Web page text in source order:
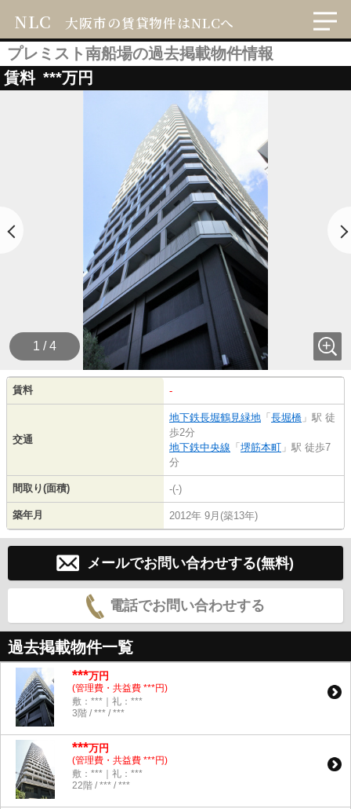
NLC 大阪市の賃貸物件はNLCへ
プレミスト南船場の過去掲載物件情報
賃料 ***万円
1 / 4
賃料 -
交通
地下鉄長堀鶴見緑地 「長堀橋 」駅 徒
歩2分
地下鉄中央線 「堺筋本町 」駅 徒歩7
分
間取り(面積) -(-)
築年月 2012年 9月(築13年)
メールでお問い合わせする(無料)
電話でお問い合わせする
過去掲載物件一覧
***万円
(管理費・共益費 ***円)
敷：***｜礼：***
3階 / *** / ***
***万円
(管理費・共益費 ***円)
敷：***｜礼：***
22階 / *** / ***